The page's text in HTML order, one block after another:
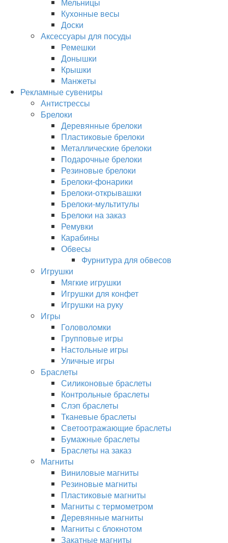
Кухонные весы
Доски
Аксессуары для посуды
Ремешки
Донышки
Крышки
Манжеты
Рекламные сувениры
Антистрессы
Брелоки
Деревянные брелоки
Пластиковые брелоки
Металлические брелоки
Подарочные брелоки
Резиновые брелоки
Брелоки-фонарики
Брелоки-открывашки
Брелоки-мультитулы
Брелоки на заказ
Ремувки
Карабины
Обвесы
Фурнитура для обвесов
Игрушки
Мягкие игрушки
Игрушки для конфет
Игрушки на руку
Игры
Головоломки
Групповые игры
Настольные игры
Уличные игры
Браслеты
Силиконовые браслеты
Контрольные браслеты
Слэп браслеты
Тканевые браслеты
Светоотражающие браслеты
Бумажные браслеты
Браслеты на заказ
Магниты
Виниловые магниты
Резиновые магниты
Пластиковые магниты
Магниты с термометром
Деревянные магниты
Магниты с блокнотом
Закатные магниты